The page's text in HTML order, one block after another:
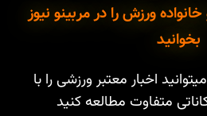
ورزش را در مربینو نیوز
بخوانید
اخبار معتبر ورزشی را با
متفاوت مطالعه کنید